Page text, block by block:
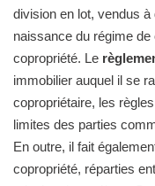
division en lot, vendus
naissance du régime
copropriété. Le
immobilier auquel il se
copropriétaire, les
limites des parties
En outre, il fait
copropriété, réparties